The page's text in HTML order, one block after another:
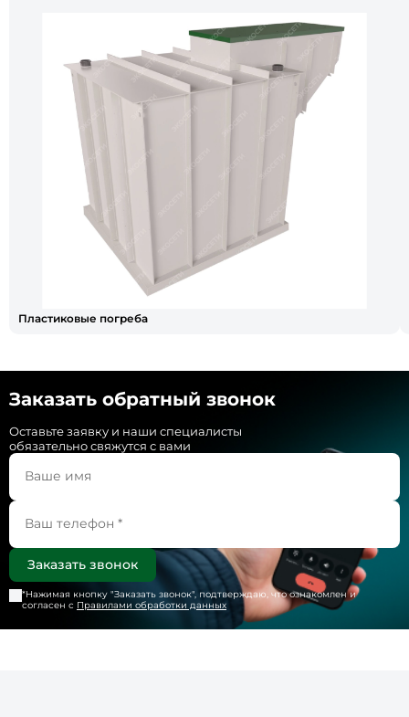
Пластиковые погреба
Заказать обратный звонок
Оставьте заявку и наши специалисты
обязательно свяжутся с вами
*Нажимая кнопку "Заказать звонок", подтверждаю, что ознакомлен и
согласен с Правилами обработки данных